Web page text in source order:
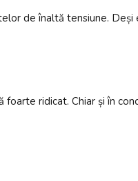
de înaltă tensiune. Deși
ridicat. Chiar și în